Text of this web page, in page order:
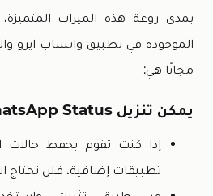
بمدى روعة هذه الميزات
الموجودة في تطبيق واتساب ايرو
مجانًا هي:
يمكن تنزيل WhatsApp Status، الحالات:
إذا كنت تقوم بحفظ حالات
تطبيقات إضافية، فلن تحتاج